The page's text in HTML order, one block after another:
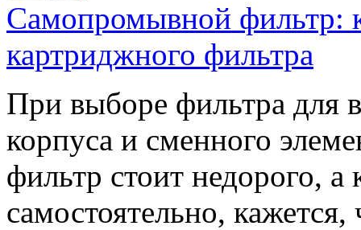
Самопромывной фильтр:
картриджного фильтра
При выборе фильтра для
корпуса и сменного
фильтр стоит недорого,
самостоятельно,